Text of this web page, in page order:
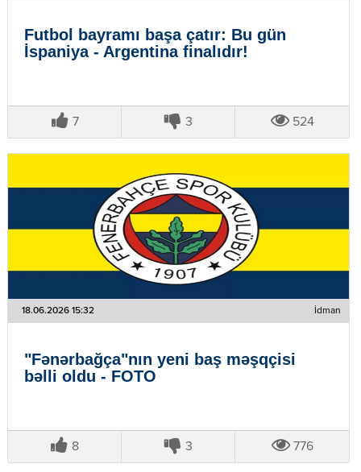
Futbol bayramı başa çatır: Bu gün
İspaniya - Argentina finalıdır!
7 3 524
18.06.2026 15:32 İdman
"Fənərbağça"nın yeni baş məşqçisi
bəlli oldu - FOTO
8 3 776